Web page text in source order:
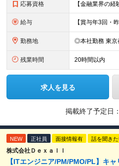
応募資格
給与
勤務地
残業時間 20時間以内
求人を見る
掲載終了予定日：
NEW 正社員 面接情報有 話を聞き
株式会社Ｄｅｘａｌｌ
【ITエンジニア/PM/PMO/PL】キ